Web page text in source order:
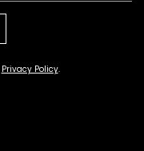
Privacy Policy.